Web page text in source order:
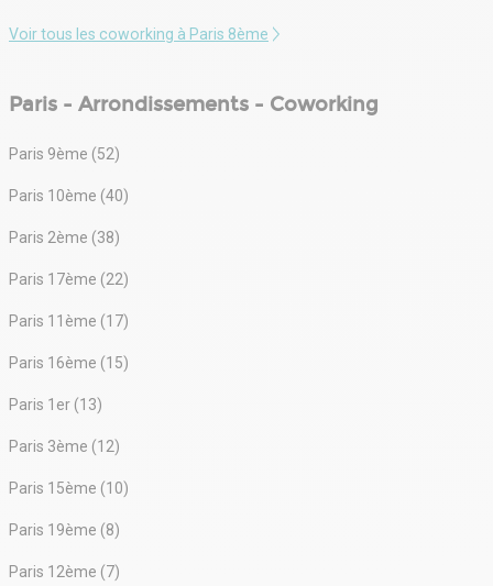
Voir tous les coworking à Paris 8ème
Paris - Arrondissements - Coworking
Paris 9ème (52)
Paris 10ème (40)
Paris 2ème (38)
Paris 17ème (22)
Paris 11ème (17)
Paris 16ème (15)
Paris 1er (13)
Paris 3ème (12)
Paris 15ème (10)
Paris 19ème (8)
Paris 12ème (7)